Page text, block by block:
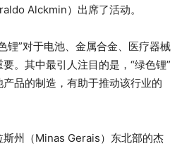
Alckmin）出席了活动。
锂”对于电池、金属合金、医疗器械
。其中最引人注目的是，“绿色锂”
品的制造，有助于推动该行业的
州（Minas Gerais）东北部的杰